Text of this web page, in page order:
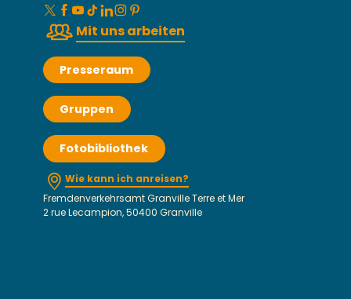
Mit uns arbeiten
Presseraum
Gruppen
Fotobibliothek
Wie kann ich anreisen?
Fremdenverkehrsamt Granville Terre et Mer
2 rue Lecampion, 50400 Granville